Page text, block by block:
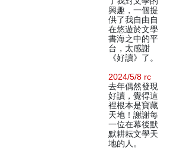
興趣，一個提
供了我自由自
在悠遊於文學
書海之中的平
台，太感謝
《好讀》了。
2024/5/8 rc
去年偶然發現
好讀，覺得這
裡根本是寶藏
天地！謝謝每
一位在幕後默
默耕耘文學天
地的人。